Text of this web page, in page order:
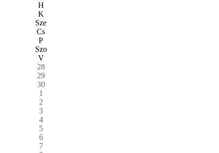
H
K
Sze
Cs
P
Szo
V
28
29
30
1
2
3
4
5
6
7